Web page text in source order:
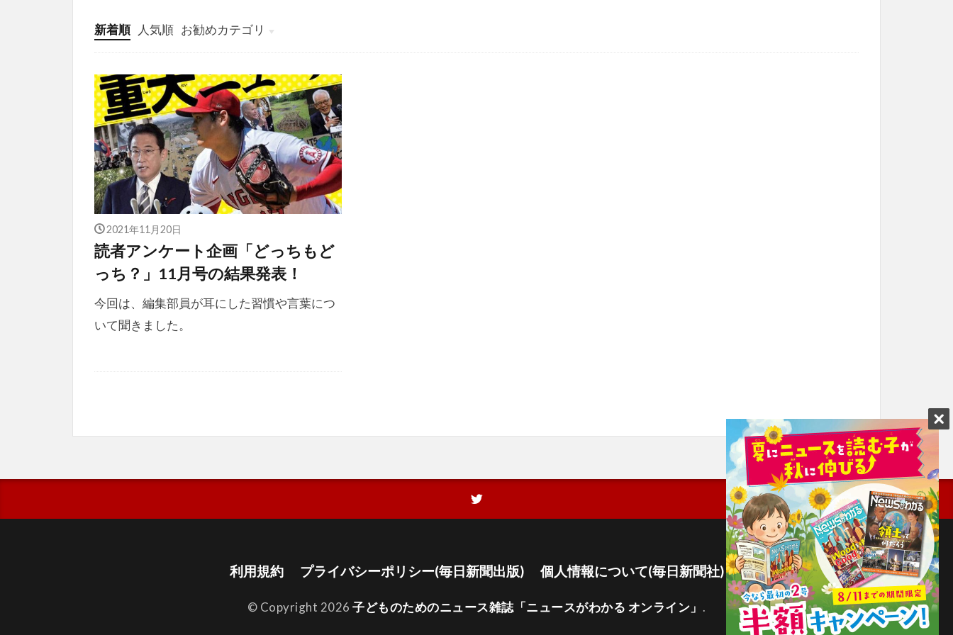
新着順 人気順 お勧めカテゴリ
投稿
学び
マンガ
電子書籍
2021年11月20日
読者アンケート企画「どっちもど
っち？」11月号の結果発表！
今回は、編集部員が耳にした習慣や言葉につ
いて聞きました。
利用規約 プライバシーポリシー(毎日新聞出版) 個人情報について(毎日新聞社)
© Copyright 2026子どものためのニュース雑誌「ニュースがわかる オンライン」 .